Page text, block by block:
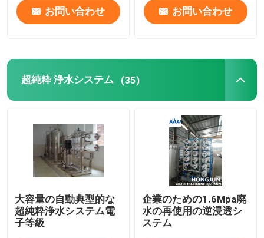
お問い合わせ お問い合わせ
超純粋 浄水システム (35)
大容量の自動典型的な
超純粋浄水システム電
子等級
企業のための1.6Mpa廃
水の再使用の逆浸透シ
ステム